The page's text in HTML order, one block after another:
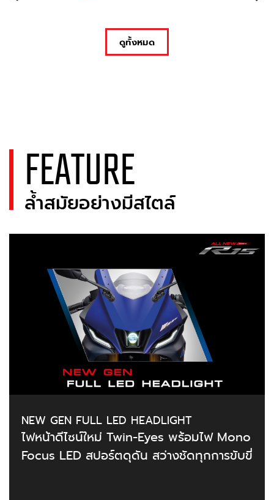
ดูทั้งหมด
FEATURE
ล้ำสมัยอย่างมีสไตล์
NEW GEN FULL LED HEADLIGHT
ไฟหน้าดีไซน์ใหม่ Twin-Eyes พร้อมไฟ Mono
Focus LED สปอร์ตดุดัน สว่างชัดทุกการขับขี่